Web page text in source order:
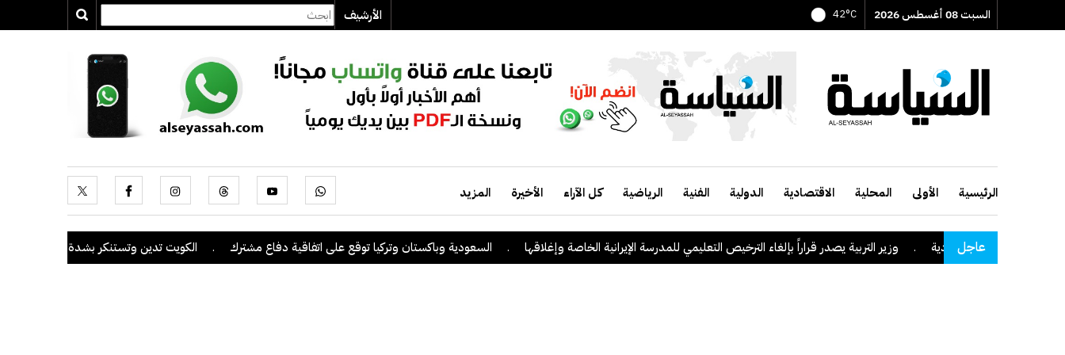
السبت 08 أغسطس 2026 42°C الأرشيف
الرئيسية الأولى المحلية الاقتصادية الدولية الفنية الرياضية كل الآراء الأخيرة المزيد
عاجل وزير التربية يصدر قراراً بإلغاء الترخيص التعليمي للمدرسة الإيرانية الخاصة وإغلاقها . السعودية وباكستان وتركيا توقع على اتفاقية دفاع مشترك . الكويت تدين وتستنكر بشدة اعتداءات ميليشيا